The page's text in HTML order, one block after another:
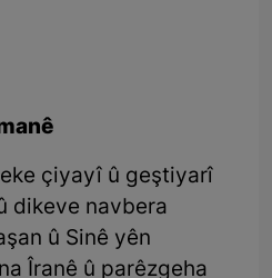
çiyayî û geştiyarî
dikeve navbera
û Sinê yên
Îranê û parêzgeha